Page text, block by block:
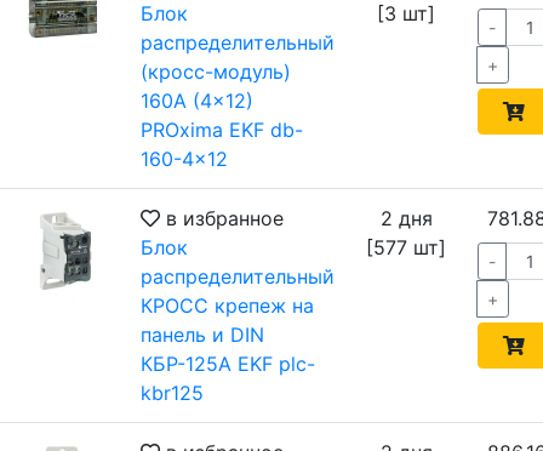
Блок
распределительный
(кросс-модуль)
160A (4x12)
PROxima EKF db-
160-4x12
[3 шт]
-
+
в избранное
Блок
распределительный
КРОСС крепеж на
панель и DIN
КБР-125А EKF plc-
kbr125
2 дня
[577 шт]
-
+